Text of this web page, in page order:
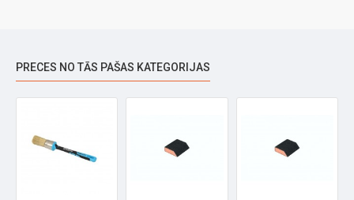
PRECES NO TĀS PAŠAS KATEGORIJAS